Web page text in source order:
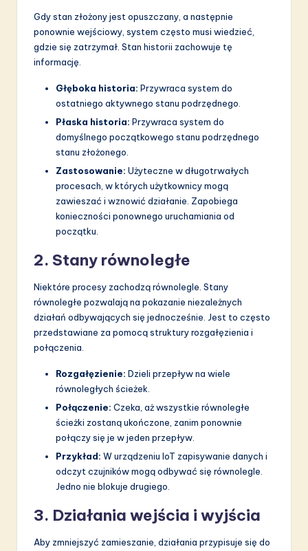
Gdy stan złożony jest opuszczany, a następnie
ponownie wejściowy, system często musi wiedzieć,
gdzie się zatrzymał. Stan historii zachowuje tę
informację.
Głęboka historia: Przywraca system do
ostatniego aktywnego stanu podrzędnego.
Płaska historia: Przywraca system do
domyślnego początkowego stanu podrzędnego
stanu złożonego.
Zastosowanie: Użyteczne w długotrwałych
procesach, w których użytkownicy mogą
zawieszać i wznowić działanie. Zapobiega
konieczności ponownego uruchamiania od
początku.
2. Stany równoległe
Niektóre procesy zachodzą równolegle. Stany
równoległe pozwalają na pokazanie niezależnych
działań odbywających się jednocześnie. Jest to często
przedstawiane za pomocą struktury rozgałęzienia i
połączenia.
Rozgałęzienie: Dzieli przepływ na wiele
równoległych ścieżek.
Połączenie: Czeka, aż wszystkie równoległe
ścieżki zostaną ukończone, zanim ponownie
połączy się je w jeden przepływ.
Przykład: W urządzeniu IoT zapisywanie danych i
odczyt czujników mogą odbywać się równolegle.
Jedno nie blokuje drugiego.
3. Działania wejścia i wyjścia
Aby zmniejszyć zamieszanie, działania przypisuje się do